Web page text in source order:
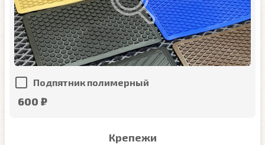
Подпятник полимерный
600 ₽
Крепежи